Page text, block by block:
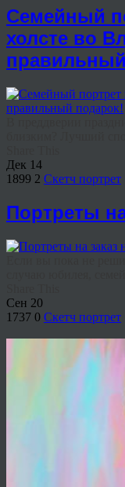
Семейный
холсте во
Дек 14
1899 2 Скетч портрет
Портреты
Сен 20
1737 0 Скетч портрет